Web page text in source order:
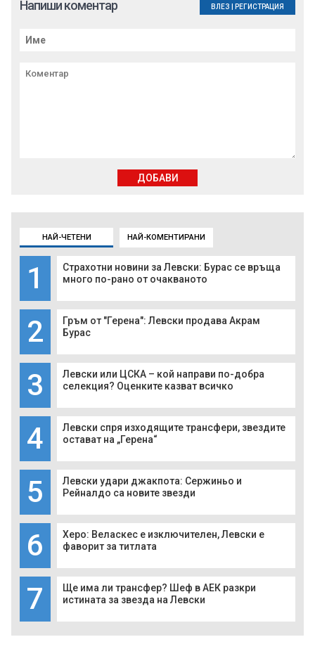
НАЙ-ЧЕТЕНИ НАЙ-КОМЕНТИРАНИ
1
Страхотни новини за Левски: Бурас се връща
много по-рано от очакваното
2
Гръм от "Герена": Левски продава Акрам
Бурас
3
Левски или ЦСКА – кой направи по-добра
селекция? Оценките казват всичко
4
Левски спря изходящите трансфери, звездите
остават на „Герена“
5
Левски удари джакпота: Сержиньо и
Рейналдо са новите звезди
6
Херо: Веласкес е изключителен, Левски е
фаворит за титлата
7
Ще има ли трансфер? Шеф в АЕК разкри
истината за звезда на Левски
Напиши коментар ВЛЕЗ РЕГИСТРАЦИЯ
ДОБАВИ